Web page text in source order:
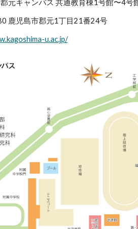
元キャンパス 共通教育棟1号館〜4号
鹿児島市郡元1丁目21番24号
u.ac.jp/